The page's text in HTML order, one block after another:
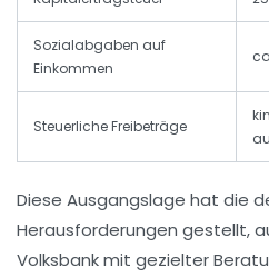
Sozialabgaben auf
Einkommen
Steuerliche Freibeträge
Diese Ausgangslage hat die
Herausforderungen gestellt,
Volksbank mit gezielter